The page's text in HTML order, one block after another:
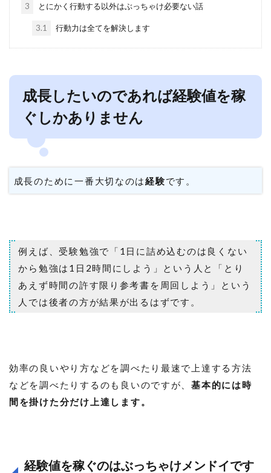
3 とにかく行動する以外はぶっちゃけ必要ない話
3.1 行動力は全てを解決します
成長したいのであれば経験値を稼
ぐしかありません
成長のために一番大切なのは経験です。
例えば、受験勉強で「1日に詰め込むのは良くない
から勉強は1日2時間にしよう」という人と「とり
あえず時間の許す限り参考書を周回しよう」という
人では後者の方が結果が出るはずです。
効率の良いやり方などを調べたり最速で上達する方法
などを調べたりするのも良いのですが、基本的には時
間を掛けた分だけ上達します。
経験値を稼ぐのはぶっちゃけメンドイです